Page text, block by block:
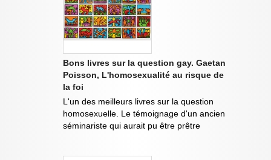
Bons livres sur la question gay. Gaetan
Poisson, L'homosexualité au risque de
la foi
L'un des meilleurs livres sur la question
homosexuelle. Le témoignage d'un ancien
séminariste qui aurait pu être prêtre